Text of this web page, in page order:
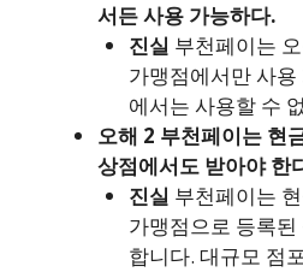
서든 사용 가능하다.
진실 부천페이는
가맹점에서만 사
에서는 사용할 수
오해 2 부천페이는 현
상점에서도 받아야 한
진실 부천페이는
가맹점으로 등록
합니다. 대규모 점